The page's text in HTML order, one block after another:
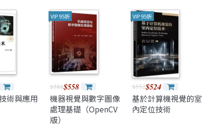
術與應用
VIP 95折
$588$558
機器視覺與數字圖像
處理基礎（OpenCV
版）
VIP 95折
$552$524
基於計算機視覺的室
內定位技術